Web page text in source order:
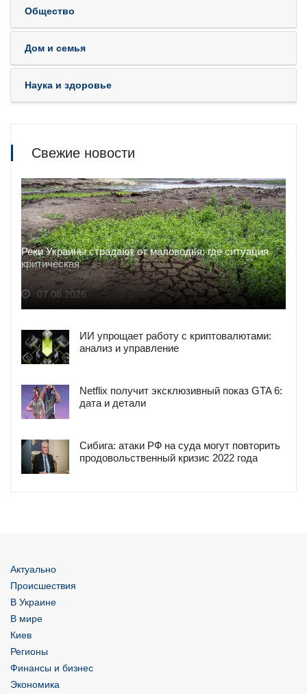
Общество
Дом и семья
Наука и здоровье
Свежие новости
Реки Украины страдают от маловодья: где ситуация
критическая
07.08.2026
ИИ упрощает работу с криптовалютами:
анализ и управление
Netflix получит эксклюзивный показ GTA 6:
дата и детали
Сибига: атаки РФ на суда могут повторить
продовольственный кризис 2022 года
Актуально
Происшествия
В Украине
В мире
Киев
Регионы
Финансы и бизнес
Экономика